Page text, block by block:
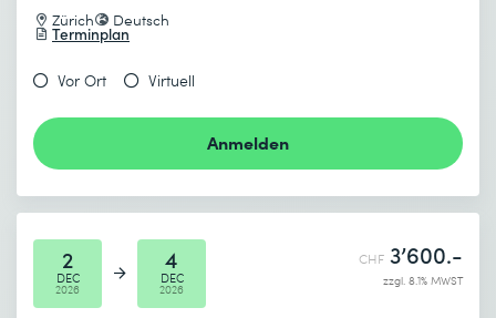
Zürich Deutsch
Terminplan
Vor Ort Virtuell
Anmelden
2
DEC
2026
4
DEC
2026
CHF 3’600.-
zzgl. 8.1% MWST